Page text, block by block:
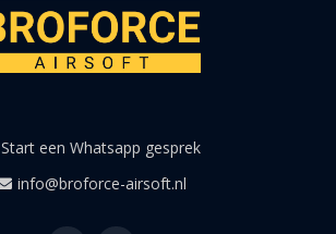
Start een Whatsapp gesprek
info@broforce-airsoft.nl